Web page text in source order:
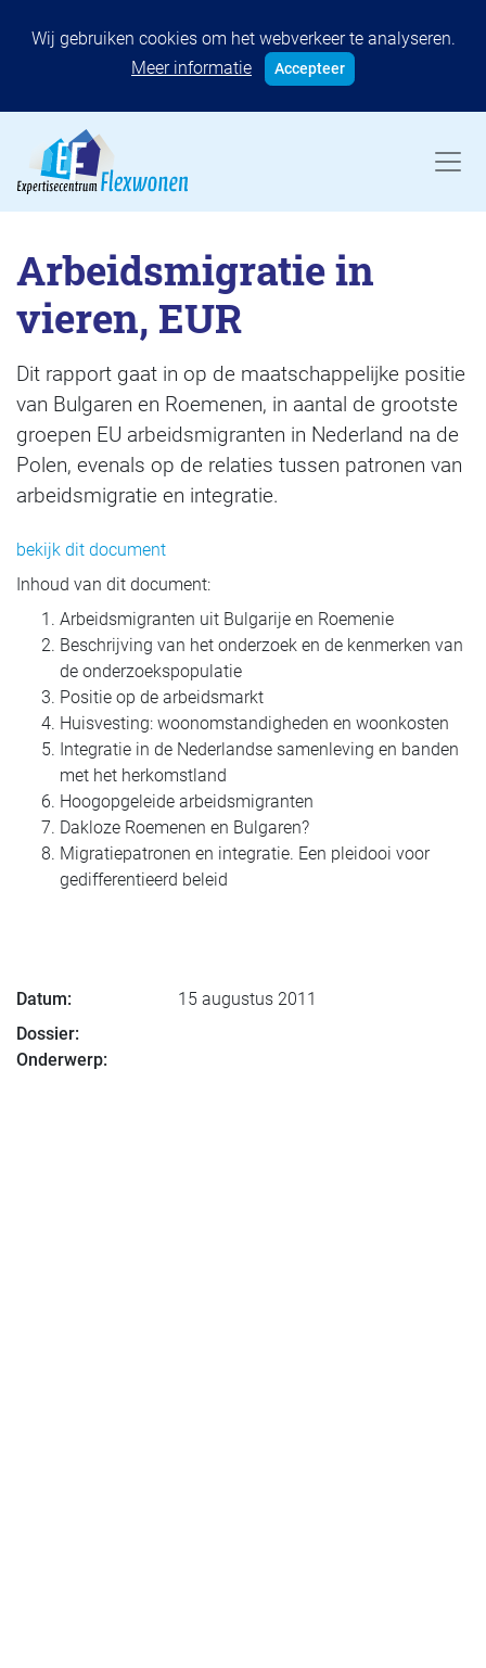
Wij gebruiken cookies om het webverkeer te analyseren.
Meer informatie
Accepteer
Arbeidsmigratie in
vieren, EUR
Dit rapport gaat in op de maatschappelijke positie
van Bulgaren en Roemenen, in aantal de grootste
groepen EU arbeidsmigranten in Nederland na de
Polen, evenals op de relaties tussen patronen van
arbeidsmigratie en integratie.
bekijk dit document
Inhoud van dit document:
Arbeidsmigranten uit Bulgarije en Roemenie
Beschrijving van het onderzoek en de kenmerken van
de onderzoekspopulatie
Positie op de arbeidsmarkt
Huisvesting: woonomstandigheden en woonkosten
Integratie in de Nederlandse samenleving en banden
met het herkomstland
Hoogopgeleide arbeidsmigranten
Dakloze Roemenen en Bulgaren?
Migratiepatronen en integratie. Een pleidooi voor
gedifferentieerd beleid
Datum:
15 augustus 2011
Dossier:
Onderwerp: